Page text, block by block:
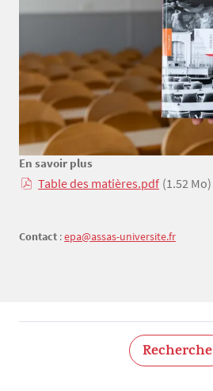
Texte
En savoir plus
Table des matières.pdf (1.52 Mo)
Contact :epa@assas-universite.fr
Recherche